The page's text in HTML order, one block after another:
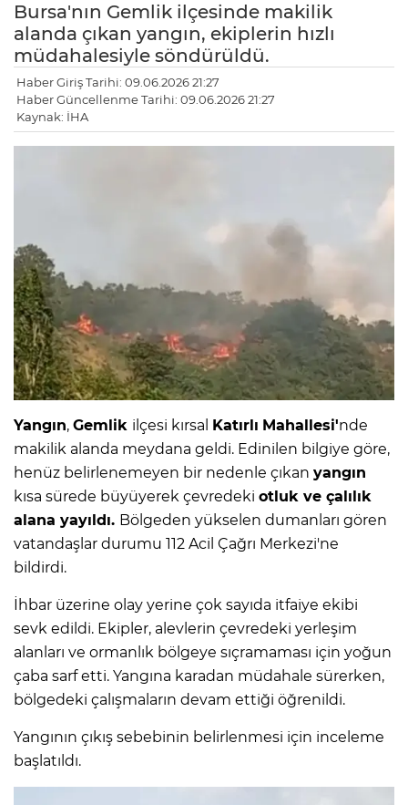
Bursa'nın Gemlik ilçesinde makilik
alanda çıkan yangın, ekiplerin hızlı
müdahalesiyle söndürüldü.
Haber Giriş Tarihi: 09.06.2026 21:27
Haber Güncellenme Tarihi: 09.06.2026 21:27
Kaynak: İHA
Yangın, Gemlik ilçesi kırsal Katırlı Mahallesi'nde
makilik alanda meydana geldi. Edinilen bilgiye göre,
henüz belirlenemeyen bir nedenle çıkan yangın
kısa sürede büyüyerek çevredeki otluk ve çalılık
alana yayıldı. Bölgeden yükselen dumanları gören
vatandaşlar durumu 112 Acil Çağrı Merkezi'ne
bildirdi.
İhbar üzerine olay yerine çok sayıda itfaiye ekibi
sevk edildi. Ekipler, alevlerin çevredeki yerleşim
alanları ve ormanlık bölgeye sıçramaması için yoğun
çaba sarf etti. Yangına karadan müdahale sürerken,
bölgedeki çalışmaların devam ettiği öğrenildi.
Yangının çıkış sebebinin belirlenmesi için inceleme
başlatıldı.